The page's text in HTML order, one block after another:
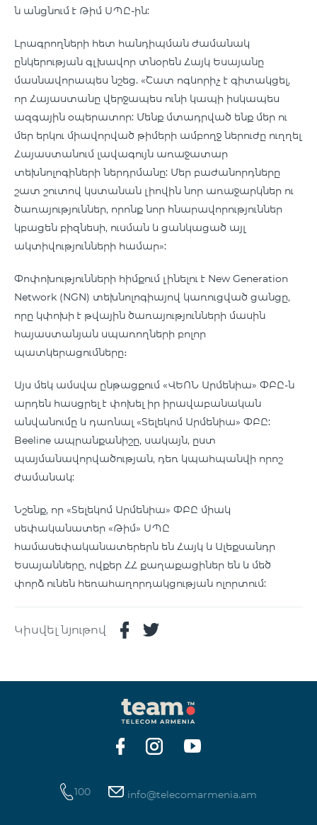
ն անցնում է Թիմ ՍՊԸ-ին:
Լրագրողների հետ հանդիպման ժամանակ
ընկերության գլխավոր տնօրեն Հայկ Եսայանը
մասնավորապես նշեց. «Շատ ոգևորիչ է գիտակցել,
որ Հայաստանը վերջապես ունի կապի իսկապես
ազգային օպերատոր: Մենք մտադրված ենք մեր ու
մեր երկու միավորված թիմերի ամբողջ ներուժը ուղղել
Հայաստանում լավագույն առաջատար
տեխնոլոգիների ներդրմանը: Մեր բաժանորդները
շատ շուտով կստանան լիովին նոր առաջարկներ ու
ծառայություններ, որոնք նոր հնարավորություններ
կբացեն բիզնեսի, ուսման և ցանկացած այլ
ակտիվությունների համար»:
Փոփոխությունների հիմքում լինելու է New Generation
Network (NGN) տեխնոլոգիայով կառուցված ցանցը,
որը կփոխի է թվային ծառայությունների մասին
հայաստանյան սպառողների բոլոր
պատկերացումները։
Այս մեկ ամսվա ընթացքում «ՎԵՈՆ Արմենիա» ՓԲԸ-ն
արդեն հասցրել է փոխել իր իրավաբանական
անվանումը և դառնալ «Տելեկոմ Արմենիա» ՓԲԸ:
Beeline ապրանքանիշը, սակայն, ըստ
պայմանավորվածության, դեռ կպահպանվի որոշ
ժամանակ:
Նշենք, որ «Տելեկոմ Արմենիա» ՓԲԸ միակ
սեփականատեր «Թիմ» ՍՊԸ
համասեփականատերերն են Հայկ և Ալեքսանդր
Եսայանները, ովքեր ՀՀ քաղաքացիներ են և մեծ
փորձ ունեն հեռահաղորդակցության ոլորտում:
Կիսվել նյութով
100 info@telecomarmenia.am